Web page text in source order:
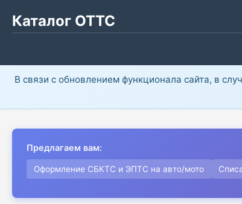
Каталог ОТТС
В связи с обновлением функционала сайта, в
Предлагаем вам:
Оформление СБКТС и ЭПТС на авто/мото